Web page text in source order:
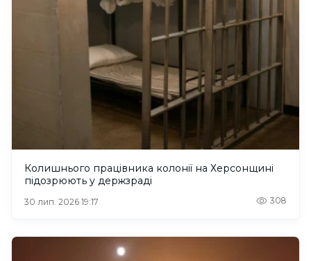
Колишнього працівника колонії на Херсонщині
підозрюють у держзраді
30 лип. 2026 19:17 308